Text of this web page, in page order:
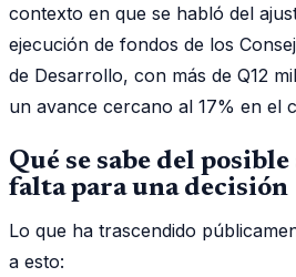
contexto en que se habló del
ejecución de fondos de los
de Desarrollo, con más de Q12
un avance cercano al 17% en el
Qué se sabe del
falta para una decisión
Lo que ha trascendido
a esto: